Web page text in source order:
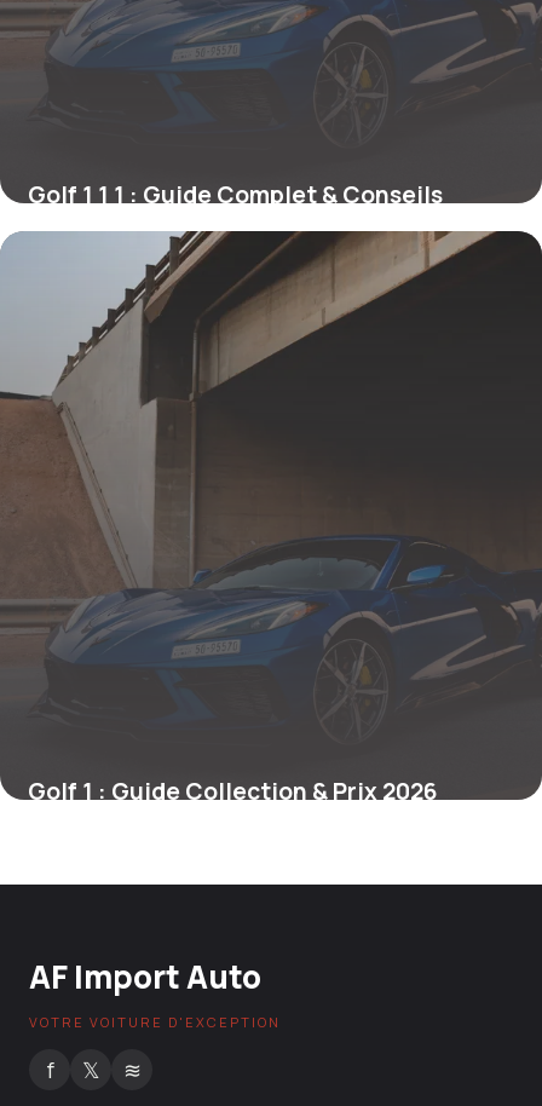
Golf 1 1 1 : Guide Complet & Conseils
21 mai 2026
Golf 1 : Guide Collection & Prix 2026
AF Import Auto
VOTRE VOITURE D'EXCEPTION
f 𝕏 ≋